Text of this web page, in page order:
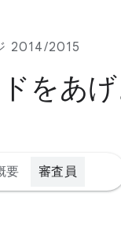
2014/2015
をあ
要 審査員